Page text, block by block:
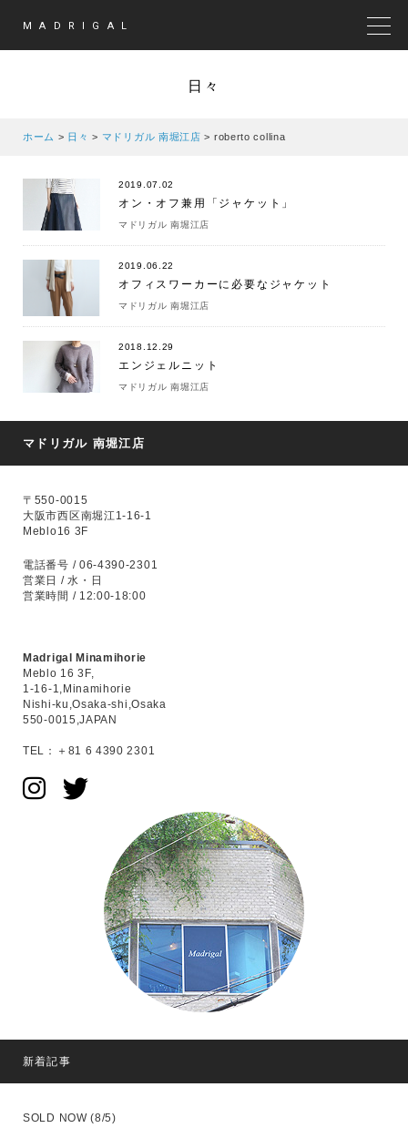
MADRIGAL
日々
ホーム > 日々 > マドリガル 南堀江店 > roberto collina
2019.07.02
オン・オフ兼用「ジャケット」
マドリガル 南堀江店
2019.06.22
オフィスワーカーに必要なジャケット
マドリガル 南堀江店
2018.12.29
エンジェルニット
マドリガル 南堀江店
マドリガル 南堀江店
〒550-0015
大阪市西区南堀江1-16-1
Meblo16 3F
電話番号 / 06-4390-2301
営業日 / 水・日
営業時間 / 12:00-18:00
Madrigal Minamihorie
Meblo 16 3F,
1-16-1,Minamihorie
Nishi-ku,Osaka-shi,Osaka
550-0015,JAPAN
TEL：＋81 6 4390 2301
新着記事
SOLD NOW (8/5)